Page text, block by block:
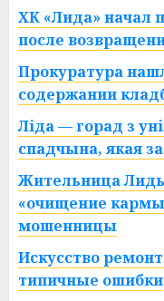
ХК «Лида» начал
после
Прокуратура
содержании
Ліда — горад з
спадчына, якая
Жительница
«очищение
мошенницы
Искусство
типичные ошибки